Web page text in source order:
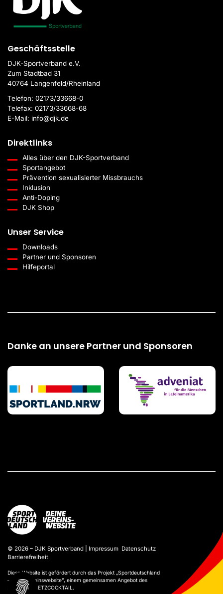
Geschäftsstelle
DJK-Sportverband e.V.
Zum Stadtbad 31
40764 Langenfeld/Rheinland
Telefon: 02173/33668-0
Telefax: 02173/33668-68
E-Mail: info@djk.de
Direktlinks
Alles über den DJK-Sportverband
Sportangebot
Prävention sexualisierter Missbrauchs
Inklusion
Anti-Doping
DJK Shop
Unser Service
Downloads
Partner und Sponsoren
Hilfeportal
Danke an unsere Partner und Sponsoren
© 2026 – DJK Sportverband | Impressum Datenschutz
Barrierefreiheit
Diese Website ist gefördert durch das Projekt „Sportdeutschland
– Deine Vereinswebsite”, einem gemeinsamen Angebot des
DOSB und NETZCOCKTAIL.